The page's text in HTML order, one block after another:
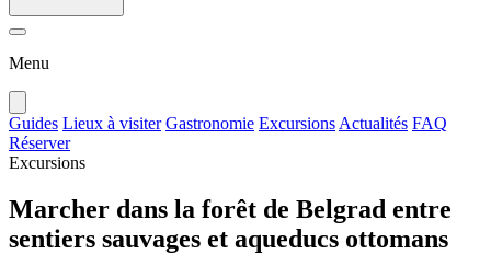
Menu
Guides Lieux à visiter Gastronomie Excursions Actualités FAQ
Réserver
Excursions
Marcher dans la forêt de Belgrad entre
sentiers sauvages et aqueducs ottomans